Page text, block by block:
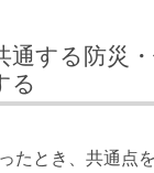
通する防災
る
たとき、共通点